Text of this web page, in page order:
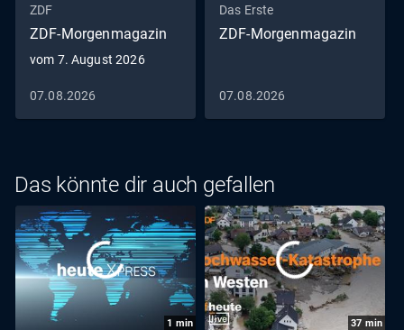
ZDF
ZDF-Morgenmagazin
vom 7. August 2026
07.08.2026
Das Erste
ZDF-Morgenmagazin
07.08.2026
Das könnte dir auch gefallen
1 min 37 min